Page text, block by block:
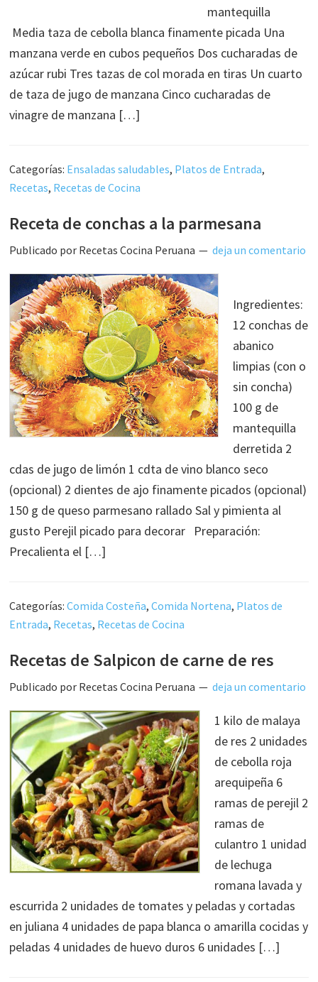
mantequilla
Media taza de cebolla blanca finamente picada Una
manzana verde en cubos pequeños Dos cucharadas de
azúcar rubi Tres tazas de col morada en tiras Un cuarto
de taza de jugo de manzana Cinco cucharadas de
vinagre de manzana […]
Categorías: Ensaladas saludables, Platos de Entrada,
Recetas, Recetas de Cocina
Receta de conchas a la parmesana
Publicado por Recetas Cocina Peruana deja un comentario
Ingredientes:
12 conchas de
abanico
limpias (con o
sin concha)
100 g de
mantequilla
derretida 2
cdas de jugo de limón 1 cdta de vino blanco seco
(opcional) 2 dientes de ajo finamente picados (opcional)
150 g de queso parmesano rallado Sal y pimienta al
gusto Perejil picado para decorar Preparación:
Precalienta el […]
Categorías:Comida Costeña,Comida Nortena, Platos de
Entrada, Recetas, Recetas de Cocina
Recetas de Salpicon de carne de res
Publicado por Recetas Cocina Peruana deja un comentario
1 kilo de malaya
de res 2 unidades
de cebolla roja
arequipeña 6
ramas de perejil 2
ramas de
culantro 1 unidad
de lechuga
romana lavada y
escurrida 2 unidades de tomates y peladas y cortadas
en juliana 4 unidades de papa blanca o amarilla cocidas y
peladas 4 unidades de huevo duros 6 unidades […]